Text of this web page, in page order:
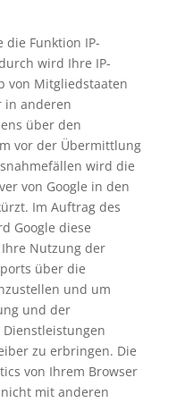
die Funktion IP-
wird Ihre IP-
von Mitgliedstaaten
in anderen
über den
vor der Übermittlung
wird die
von Google in den
Im Auftrag des
Google diese
Nutzung der
über die
und um
und der
zu erbringen. Die
von Ihrem Browser
mit anderen